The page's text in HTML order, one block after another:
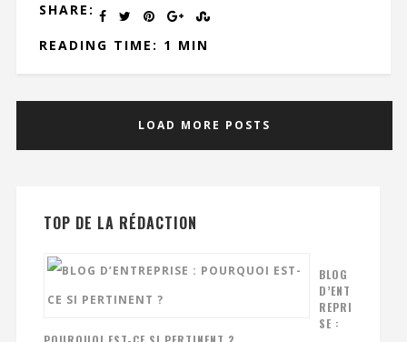
SHARE:
READING TIME: 1 MIN
LOAD MORE POSTS
TOP DE LA RÉDACTION
BLOG
D’ENT
REPRI
SE :